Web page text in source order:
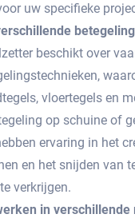
uw specifieke
beschikt over
vloertegels en
op schuine of
ervaring in het
en het snijden van
verkrijgen.​
in verschillende